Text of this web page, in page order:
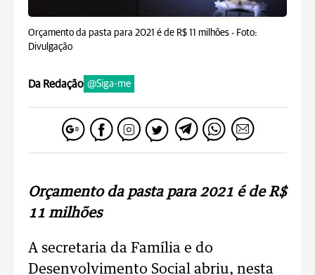
Orçamento da pasta para 2021 é de R$ 11 milhões - Foto:
Divulgação
Da Redação @Siga-me
Orçamento da pasta para 2021 é de R$
11 milhões
A secretaria da Família e do
Desenvolvimento Social abriu, nesta